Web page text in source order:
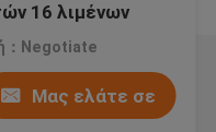
16 λιμένων
：Negotiate
Μας ελάτε σε